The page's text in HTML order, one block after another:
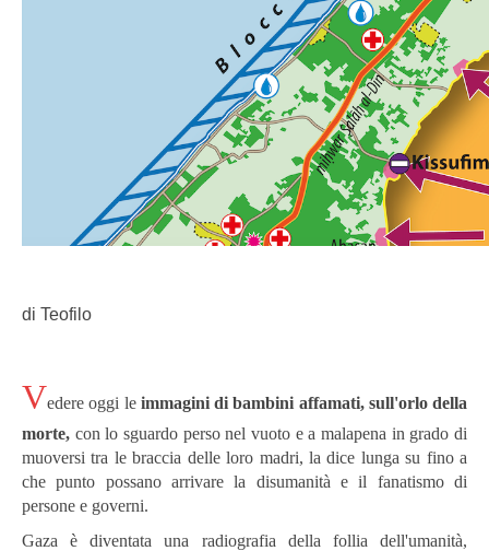
di Teofilo
Vedere oggi le immagini di bambini affamati, sull'orlo della
morte, con lo sguardo perso nel vuoto e a malapena in grado di
muoversi tra le braccia delle loro madri, la dice lunga su fino a
che punto possano arrivare la disumanità e il fanatismo di
persone e governi.
Gaza è diventata una radiografia della follia dell'umanità,